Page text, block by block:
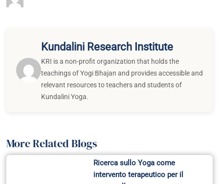
Kundalini Research Institute
KRI is a non-profit organization that holds the
teachings of Yogi Bhajan and provides accessible and
relevant resources to teachers and students of
Kundalini Yoga.
More Related Blogs
Ricerca sullo Yoga come
intervento terapeutico per il